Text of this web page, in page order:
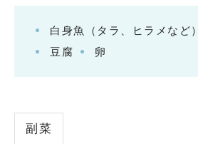
白身魚（タラ、ヒラメなど）
豆腐
卵
副菜